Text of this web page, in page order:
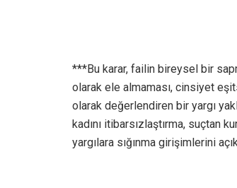
***Bu karar, failin bireysel bir
olarak ele almaması, cinsiyet
olarak değerlendiren bir yargı
kadını itibarsızlaştırma, suçtan
yargılara sığınma girişimlerini